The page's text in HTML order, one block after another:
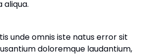
aliqua.
unde omnis iste natus error sit
doloremque laudantium,